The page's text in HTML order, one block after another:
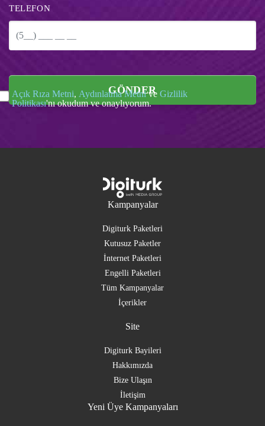
TELEFON
GÖNDER
Açık Rıza Metni, Aydınlatma Metnive Gizlilik
Politikası'nı okudum ve onaylıyorum.
Kampanyalar
Digiturk Paketleri
Kutusuz Paketler
İnternet Paketleri
Engelli Paketleri
Tüm Kampanyalar
İçerikler
Site
Digiturk Bayileri
Hakkımızda
Bize Ulaşın
İletişim
Yeni Üye Kampanyaları